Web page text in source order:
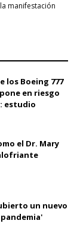
manifestación
los Boeing 777
en riesgo
estudio
el Dr. Mary
un nuevo